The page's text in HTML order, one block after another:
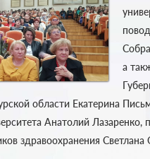
а
области Екатерина
Анатолий Лазаренко,
здравоохранения Светлана